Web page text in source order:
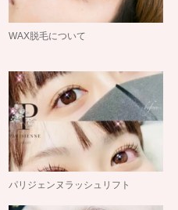
WAX脱毛について
パリジェンヌラッシュリフト